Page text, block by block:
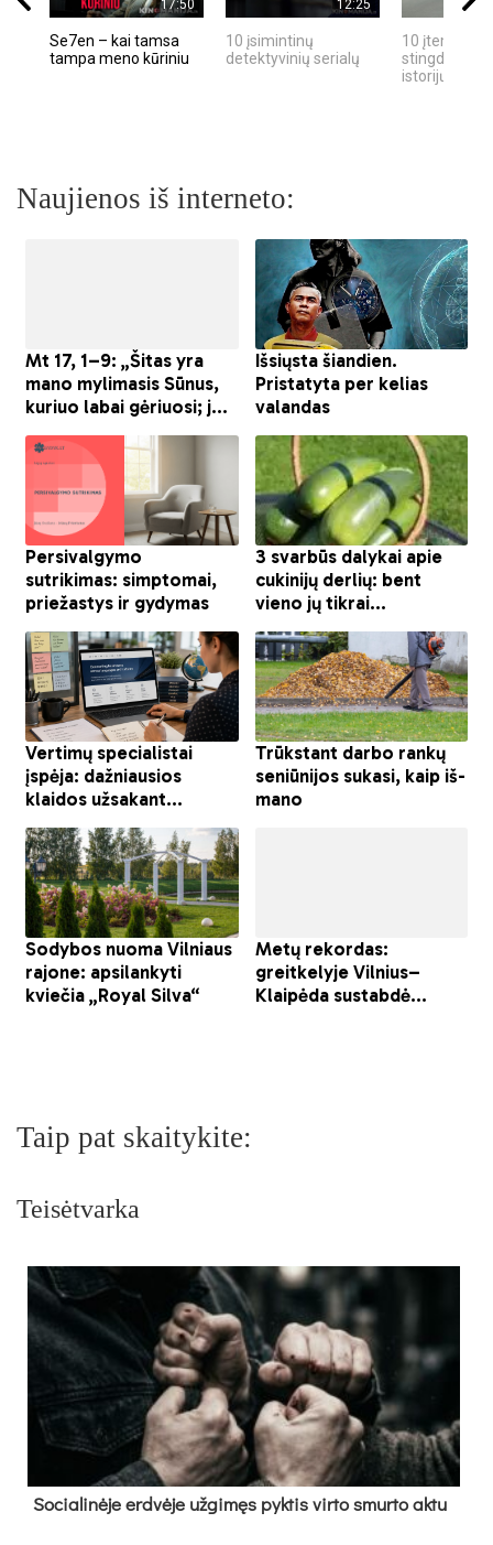
17:50
Se7en – kai tamsa
tampa meno kūriniu
12:25
10 įsimintinų
detektyvinių serialų
10 įtemptų,
stingdančių
istorijų
Naujienos iš interneto:
Taip pat skaitykite:
Teisėtvarka
So­cia­li­nė­je erd­vė­je už­gi­męs pyk­tis vir­to smur­to ak­tu